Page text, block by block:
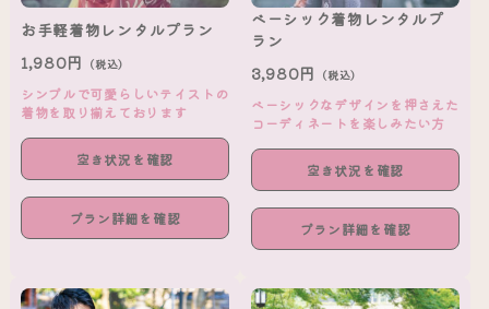
お手軽着物レンタルプラン
1,980円 （税込）
シンプルで可愛らしいテイストの
着物を取り揃えております
空き状況を確認
プラン詳細を確認
ベーシック着物レンタルプ
ラン
3,980円 （税込）
ベーシックなデザインを押さえた
コーディネートを楽しみたい方
空き状況を確認
プラン詳細を確認